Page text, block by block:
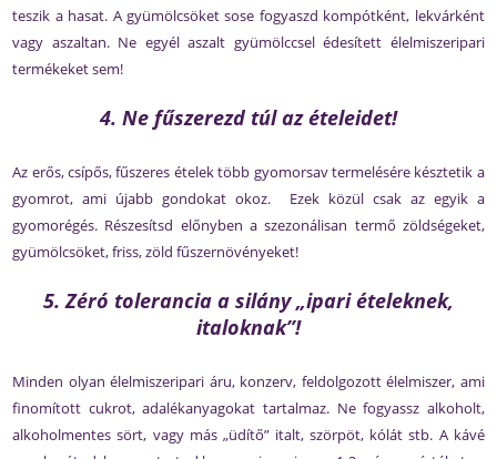
teszik a hasat. A gyümölcsöket sose fogyaszd kompótként, lekvárként
vagy aszaltan. Ne egyél aszalt gyümölccsel édesített élelmiszeripari
termékeket sem!
4. Ne fűszerezd túl az ételeidet!
Az erős, csípős, fűszeres ételek több gyomorsav termelésére késztetik a
gyomrot, ami újabb gondokat okoz. Ezek közül csak az egyik a
gyomorégés. Részesítsd előnyben a szezonálisan termő zöldségeket,
gyümölcsöket, friss, zöld fűszernövényeket!
5. Zéró tolerancia a silány „ipari ételeknek,
italoknak”!
Minden olyan élelmiszeripari áru, konzerv, feldolgozott élelmiszer, ami
finomított cukrot, adalékanyagokat tartalmaz. Ne fogyassz alkoholt,
alkoholmentes sört, vagy más „üdítő” italt, szörpöt, kólát stb. A kávé